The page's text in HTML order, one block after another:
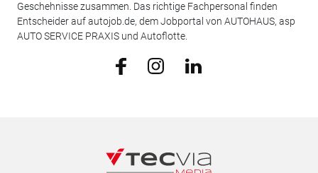
Geschehnisse zusammen. Das richtige Fachpersonal finden
Entscheider auf autojob.de, dem Jobportal von AUTOHAUS, asp
AUTO SERVICE PRAXIS und Autoflotte.